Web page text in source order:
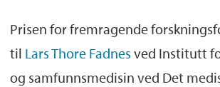
Institutt for biomedisin ved
medisinske fakultet og Iain
Johnston ved Matematisk
Prisen for fremragende
til Lars Thore Fadnes ved Institutt
og samfunnsmedisin ved Det